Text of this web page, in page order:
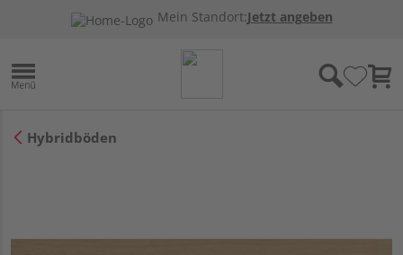
Mein Standort:Jetzt angeben
Hybridböden